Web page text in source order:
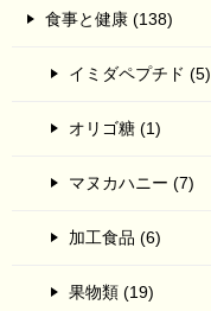
食事と健康 (138)
イミダペプチド (5)
オリゴ糖 (1)
マヌカハニー (7)
加工食品 (6)
果物類 (19)